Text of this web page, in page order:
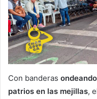
Con banderas
patrios en las mejillas,